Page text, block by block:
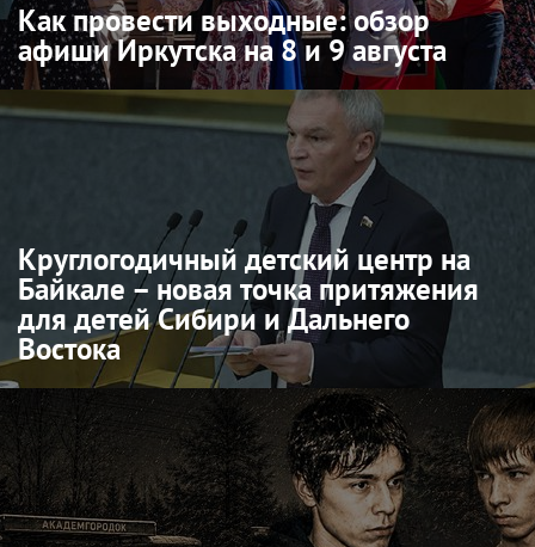
Как провести выходные: обзор
афиши Иркутска на 8 и 9 августа
Круглогодичный детский центр на
Байкале – новая точка притяжения
для детей Сибири и Дальнего
Востока